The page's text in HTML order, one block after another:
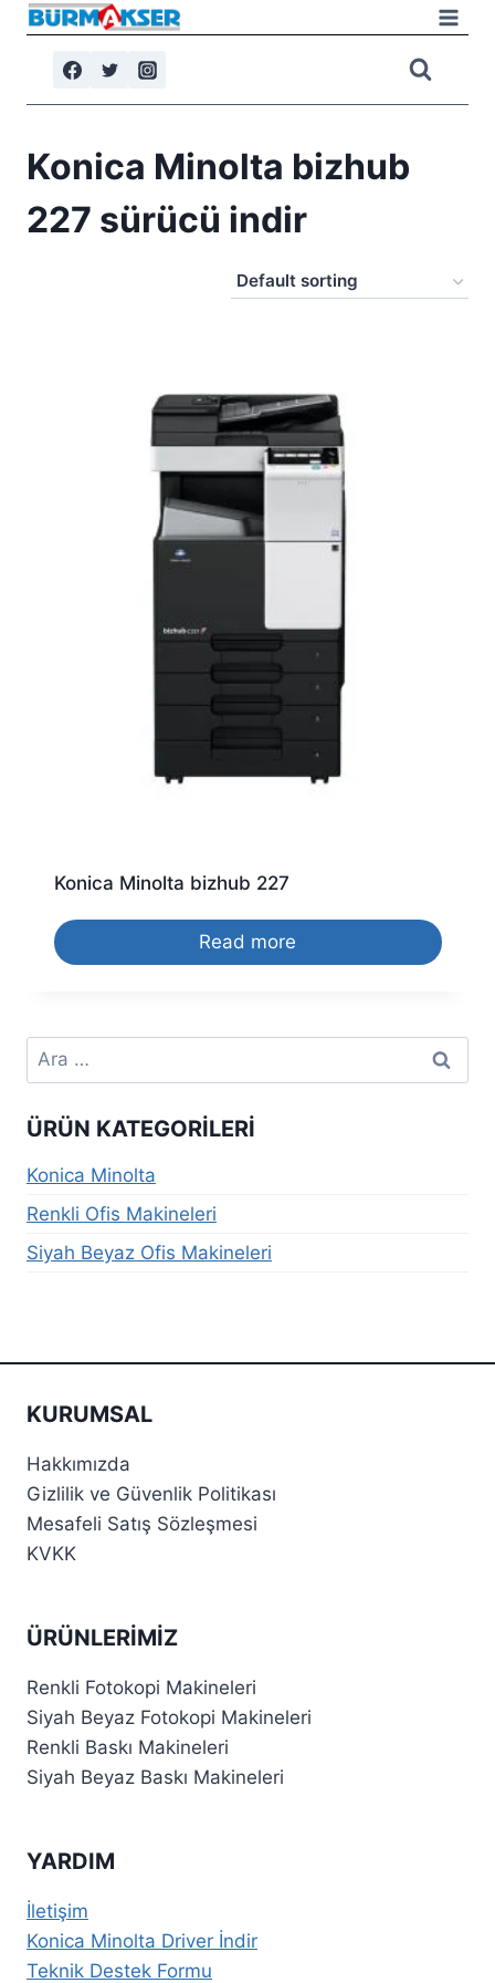
Skip
content
Konica Minolta bizhub
227 sürücü indir
Konica Minolta bizhub 227
Read more
Arama:
ÜRÜN KATEGORILERI
Konica Minolta
Renkli Ofis Makineleri
Siyah Beyaz Ofis Makineleri
KURUMSAL
Hakkımızda
Gizlilik ve Güvenlik Politikası
Mesafeli Satış Sözleşmesi
KVKK
ÜRÜNLERIMIZ
Renkli Fotokopi Makineleri
Siyah Beyaz Fotokopi Makineleri
Renkli Baskı Makineleri
Siyah Beyaz Baskı Makineleri
YARDIM
İletişim
Konica Minolta Driver İndir
Teknik Destek Formu